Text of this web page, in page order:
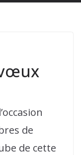
de
de cette